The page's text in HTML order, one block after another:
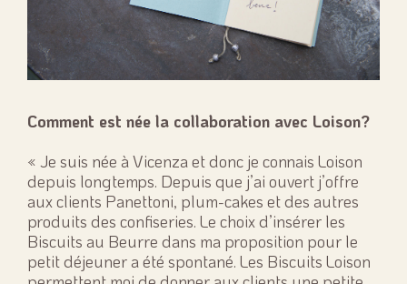
Comment est née la collaboration avec Loison?
« Je suis née à Vicenza et donc je connais Loison
depuis longtemps. Depuis que j’ai ouvert j’offre
aux clients Panettoni, plum-cakes et des autres
produits des confiseries. Le choix d’insérer les
Biscuits au Beurre dans ma proposition pour le
petit déjeuner a été spontané. Les Biscuits Loison